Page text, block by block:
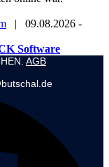
|
09.08.2026 -
Software
AGB